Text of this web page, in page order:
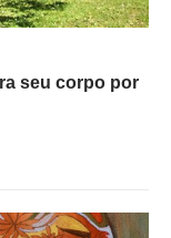
seu corpo por